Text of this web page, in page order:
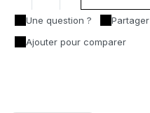
Ajouter pour comparer
Une question ? Partager